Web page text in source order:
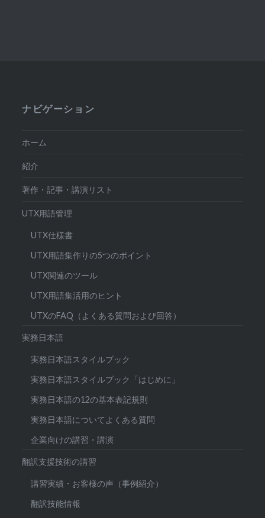
ナビゲーション
ホーム
紹介
著作・記事・講演リスト
UTX用語管理
UTX仕様書
UTX用語集作りの5つのポイント
UTX関連のツール
UTX用語集活用のヒント
UTXのFAQ（よくある質問および回答）
実務日本語
実務日本語スタイルブック
実務日本語スタイルブック「はじめに」
実務日本語の12の基本表記規則
実務日本語についてよくある質問
企業向けの講習・講演
翻訳支援技術の講習
講習実績・お客様の声（事例紹介）
翻訳技能情報